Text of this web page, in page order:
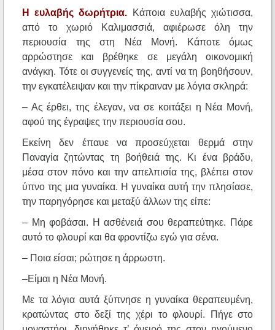
Η ευλαβής δωρήτρια. Κάποια ευλαβής χιώτισσα,
από το χωριό Καλιμασσιά, αφιέρωσε όλη την
περιουσία της στη Νέα Μονή. Κάποτε όμως
αρρώστησε και βρέθηκε σε μεγάλη οικονομική
ανάγκη. Τότε οι συγγενείς της, αντί να τη βοηθήσουν,
την εγκατέλειψαν και την πίκραιναν με λόγια σκληρά:
– Ας έρθει, της έλεγαν, να σε κοιτάξει η Νέα Μονή,
αφού της έγραψες την περιουσία σου.
Εκείνη δεν έπαυε να προσεύχεται θερμά στην
Παναγία ζητώντας τη βοήθειά της. Κι ένα βράδυ,
μέσα στον πόνο και την απελπισία της, βλέπει στον
ύπνο της μια γυναίκα. Η γυναίκα αυτή την πλησίασε,
την παρηγόρησε και μεταξύ άλλων της είπε:
– Μη φοβάσαι. Η ασθένειά σου θεραπεύτηκε. Πάρε
αυτό το φλουρί και θα φροντίζω εγώ για σένα.
– Ποια είσαι; ρώτησε η άρρωστη.
–Είμαι η Νέα Μονή.
Με τα λόγια αυτά ξύπνησε η γυναίκα θεραπευμένη,
κρατώντας στο δεξί της χέρι το φλουρί. Πήγε στο